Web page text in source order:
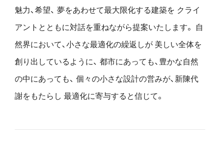
魅力、希望、 夢をあわせて最大限化する建築を クライ
アントとともに対話を重ねながら提案いたします。
自
然界において、小さな最適化の繰返しが 美しい全体を
創り出しているように、 都市にあっても、豊かな自然
の中にあっても、 個々の小さな設計の営みが、新陳代
謝をもたらし 最適化に寄与すると信じて。